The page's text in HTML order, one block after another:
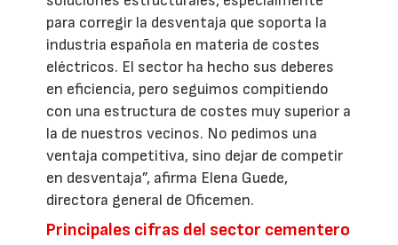
para corregir la desventaja que soporta la
industria española en materia de costes
eléctricos. El sector ha hecho sus deberes
en eficiencia, pero seguimos compitiendo
con una estructura de costes muy superior a
la de nuestros vecinos. No pedimos una
ventaja competitiva, sino dejar de competir
en desventaja”, afirma Elena Guede,
directora general de Oficemen.
Principales cifras del sector cementero